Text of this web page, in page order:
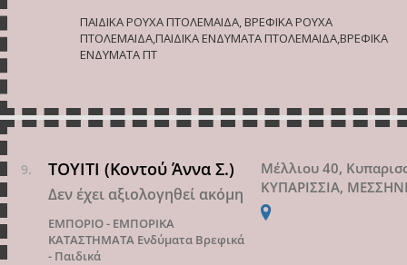
ΠΑΙΔΙΚΑ ΡΟΥΧΑ ΠΤΟΛΕΜΑΙΔΑ, ΒΡΕΦΙΚΑ ΡΟΥΧΑ
ΠΤΟΛΕΜΑΙΔΑ,ΠΑΙΔΙΚΑ ΕΝΔΥΜΑΤΑ ΠΤΟΛΕΜΑΙΔΑ,ΒΡΕΦΙΚΑ
ΕΝΔΥΜΑΤΑ ΠΤ
ΤΟΥΙΤΙ (Κοντού Άννα Σ.)
Δεν έχει αξιολογηθεί ακόμη
ΕΜΠΟΡΙΟ - ΕΜΠΟΡΙΚΑ
ΚΑΤΑΣΤΗΜΑΤΑ Ενδύματα Βρεφικά
- Παιδικά
Μέλλιου 40,
ΚΥΠΑΡΙΣΣΙΑ,